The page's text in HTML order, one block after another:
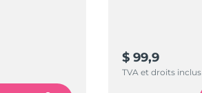
$ 99,9
TVA et droits inclus